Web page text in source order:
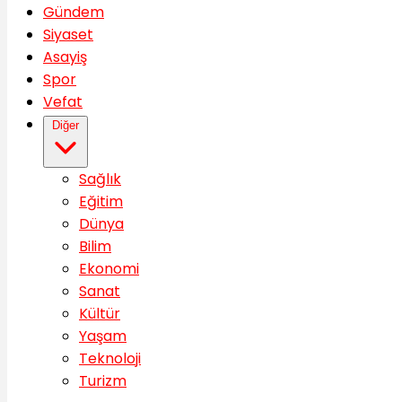
Gündem
Siyaset
Asayiş
Spor
Vefat
Diğer
Sağlık
Eğitim
Dünya
Bilim
Ekonomi
Sanat
Kültür
Yaşam
Teknoloji
Turizm